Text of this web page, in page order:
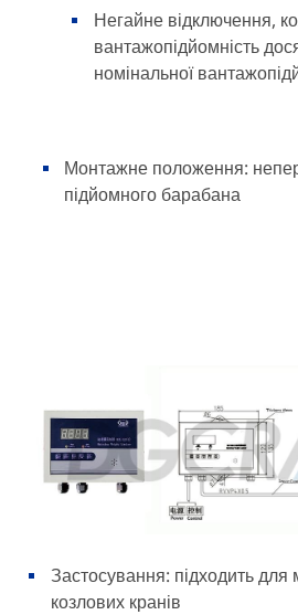
Негайне відключення,
вантажопідйомність
номінальної
Монтажне положення:
підйомного барабана
Застосування: підходить для
козлових кранів